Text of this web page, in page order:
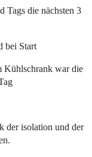
Tags die nächsten 3
bei Start
Kühlschrank war die
der isolation und der